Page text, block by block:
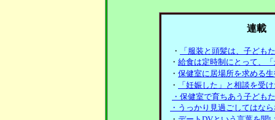
連載
・
「服装と頭髪は、子ども
・ 給食は定時制にとって、
・ 保健室に居場所を求める
・
「妊娠した」と相談を受
・ 保健室で育ちあう子ども
・ うっかり見過ごしてはな